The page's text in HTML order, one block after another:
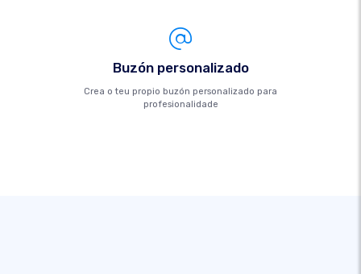
Buzón personalizado
Crea o teu propio buzón personalizado para
profesionalidade